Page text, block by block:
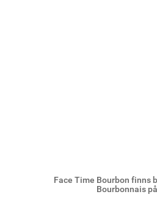
Face Time Bourbon finns
Bourbonnais